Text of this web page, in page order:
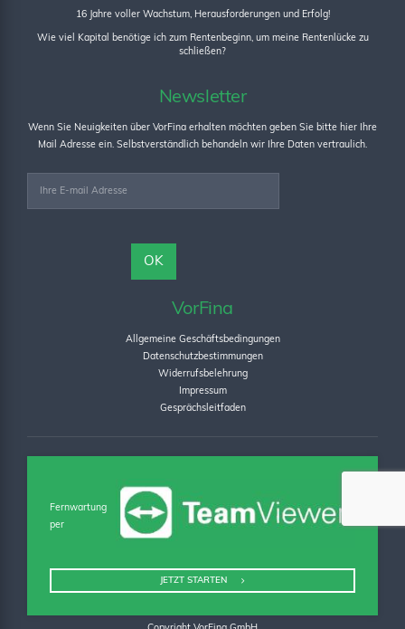
16 Jahre voller Wachstum, Herausforderungen und Erfolg!
Wie viel Kapital benötige ich zum Rentenbeginn, um meine Rentenlücke zu
schließen?
Newsletter
Wenn Sie Neuigkeiten über VorFina erhalten möchten geben Sie bitte hier Ihre
Mail Adresse ein. Selbstverständlich behandeln wir Ihre Daten vertraulich.
VorFina
Allgemeine Geschäftsbedingungen
Datenschutzbestimmungen
Widerrufsbelehrung
Impressum
Gesprächsleitfaden
Fernwartung
per
JETZT STARTEN